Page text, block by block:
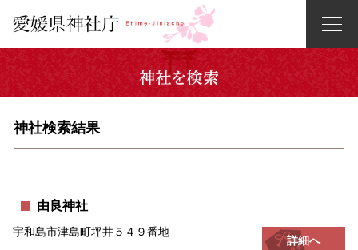
神社検索結果
由良神社
宇和島市津島町坪井５４９番地
詳細へ